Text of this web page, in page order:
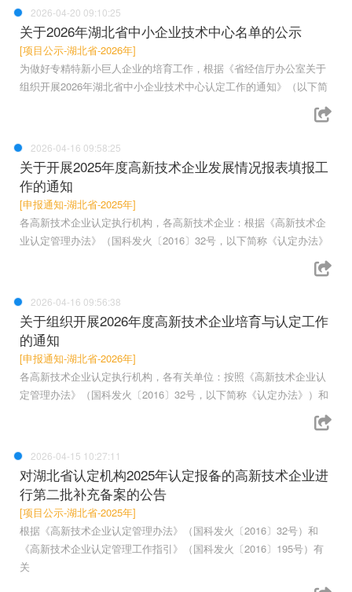
2026-04-20 09:10:25
关于2026年湖北省中小企业技术中心名单的公示
[项目公示-湖北省-2026年]
为做好专精特新小巨人企业的培育工作，根据《省经信厅办公室关于
组织开展2026年湖北省中小企业技术中心认定工作的通知》（以下简
2026-04-16 09:58:25
关于开展2025年度高新技术企业发展情况报表填报工
作的通知
[申报通知-湖北省-2025年]
各高新技术企业认定执行机构，各高新技术企业：根据《高新技术企
业认定管理办法》（国科发火〔2016〕32号，以下简称《认定办法》
2026-04-16 09:56:38
关于组织开展2026年度高新技术企业培育与认定工作
的通知
[申报通知-湖北省-2026年]
各高新技术企业认定执行机构，各有关单位：按照《高新技术企业认
定管理办法》（国科发火〔2016〕32号，以下简称《认定办法》）和
2026-04-15 10:27:11
对湖北省认定机构2025年认定报备的高新技术企业进
行第二批补充备案的公告
[项目公示-湖北省-2025年]
根据《高新技术企业认定管理办法》（国科发火〔2016〕32号）和
《高新技术企业认定管理工作指引》（国科发火〔2016〕195号）有
关